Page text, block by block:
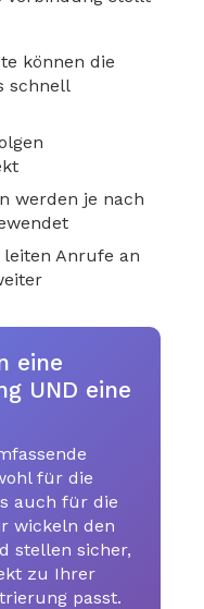
können die
schnell
werden je nach
Anrufe an
eine
UND eine
für die
auch für die
wickeln den
stellen sicher,
zu Ihrer
passt.